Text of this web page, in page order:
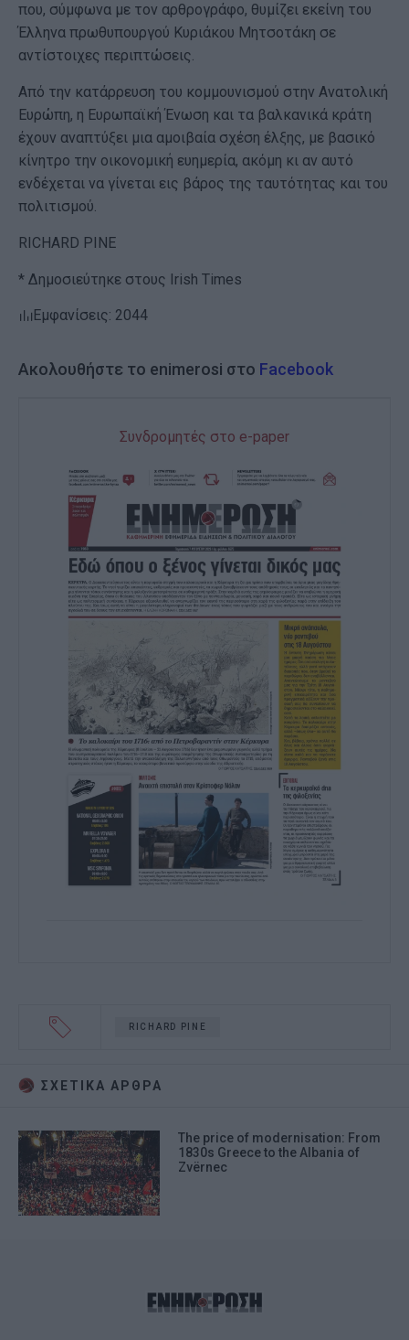
που, σύμφωνα με τον αρθρογράφο, θυμίζει εκείνη του
Έλληνα πρωθυπουργού Κυριάκου Μητσοτάκη σε
αντίστοιχες περιπτώσεις.
Από την κατάρρευση του κομμουνισμού στην Ανατολική
Ευρώπη, η Ευρωπαϊκή Ένωση και τα βαλκανικά κράτη
έχουν αναπτύξει μια αμοιβαία σχέση έλξης, με βασικό
κίνητρο την οικονομική ευημερία, ακόμη κι αν αυτό
ενδέχεται να γίνεται εις βάρος της ταυτότητας και του
πολιτισμού.
RICHARD PINE
* Δημοσιεύτηκε στους Irish Times
Εμφανίσεις: 2044
Ακολουθήστε το enimerosi στο Facebook
Συνδρομητές στο e-paper
RICHARD PINE
ΣΧΕΤΙΚA AΡΘΡΑ
The price of modernisation: From
1830s Greece to the Albania of
Zvërnec